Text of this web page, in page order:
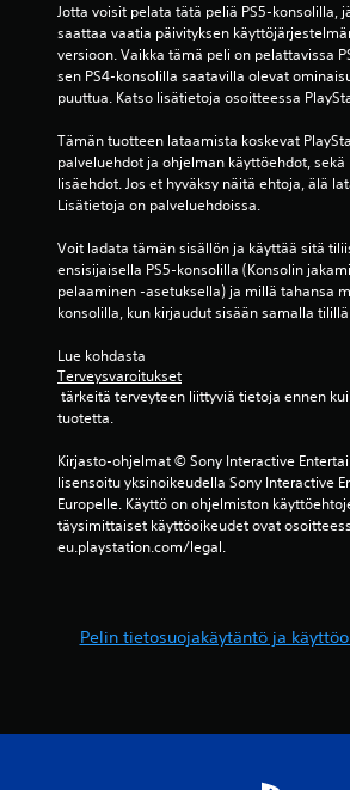
Jotta voisit pelata tätä peliä PS5-konsolilla,
saattaa vaatia päivityksen
versioon. Vaikka tämä peli on pelattavissa
sen PS4-konsolilla saatavilla olevat
puuttua. Katso lisätietoja osoitteessa
Tämän tuotteen lataamista koskevat
palveluehdot ja ohjelman käyttöehdot,
lisäehdot. Jos et hyväksy näitä ehtoja, älä
Lisätietoja on palveluehdoissa.
Voit ladata tämän sisällön ja käyttää sitä
ensisijaisella PS5-konsolilla (Konsolin
pelaaminen -asetuksella) ja millä tahansa
konsolilla, kun kirjaudut sisään samalla
Lue kohdasta
Terveysvaroitukset
tuotetta.
Kirjasto-ohjelmat © Sony Interactive
lisensoitu yksinoikeudella Sony Interactive
Europelle. Käyttö on ohjelmiston
täysimittaiset käyttöoikeudet ovat
eu.playstation.com/legal.
Pelin tietosuojakäytäntö ja